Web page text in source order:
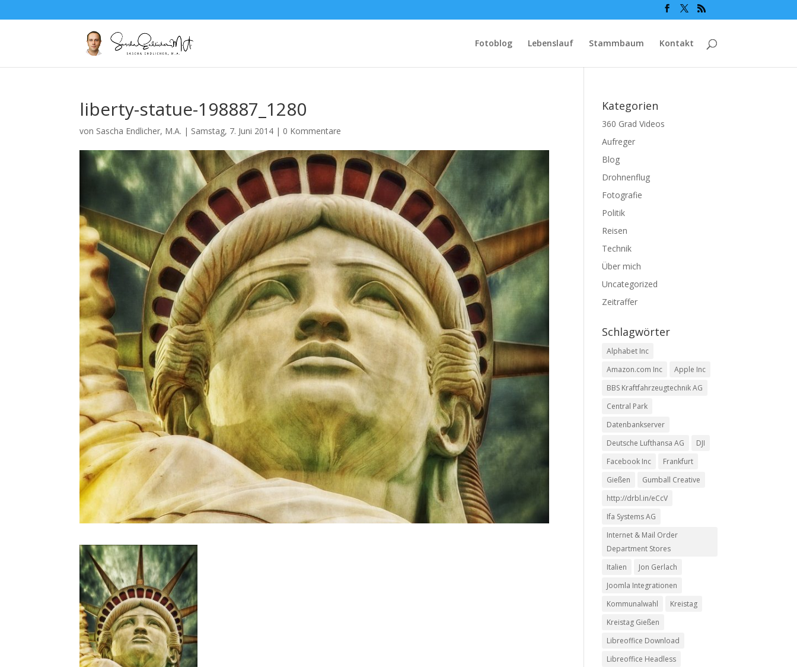
Fotoblog Lebenslauf Stammbaum Kontakt
liberty-statue-198887_1280
von Sascha Endlicher, M.A. | Samstag, 7. Juni 2014 | 0 Kommentare
Kategorien
360 Grad Videos
Aufreger
Blog
Drohnenflug
Fotografie
Politik
Reisen
Technik
Über mich
Uncategorized
Zeitraffer
Schlagwörter
Alphabet Inc
Amazon.com Inc
Apple Inc
BBS Kraftfahrzeugtechnik AG
Central Park
Datenbankserver
Deutsche Lufthansa AG
DJI
Facebook Inc
Frankfurt
Gießen
Gumball Creative
http://drbl.in/eCcV
Ifa Systems AG
Internet & Mail Order
Department Stores
Italien
Jon Gerlach
Joomla Integrationen
Kommunalwahl
Kreistag
Kreistag Gießen
Libreoffice Download
Libreoffice Headless